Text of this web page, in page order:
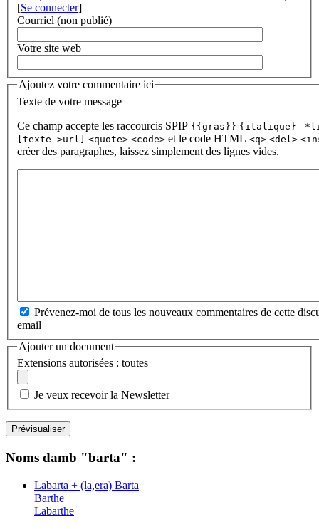
[Se connecter]
Courriel (non publié)
Votre site web
Ajoutez votre commentaire ici
Texte de votre message
Ce champ accepte les raccourcis SPIP {{gras}} {italique} -
[texte->url] <quote> <code> et le code HTML <q> <del>
créer des paragraphes, laissez simplement des lignes vides.
Prévenez-moi de tous les nouveaux commentaires de cette
email
Ajouter un document
Extensions autorisées : toutes
Je veux recevoir la Newsletter
Noms damb "barta" :
Labarta + (la,era) Barta
Barthe
Labarthe